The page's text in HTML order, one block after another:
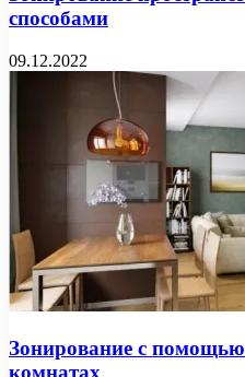
способами
09.12.2022
Зонирование с
комнатах